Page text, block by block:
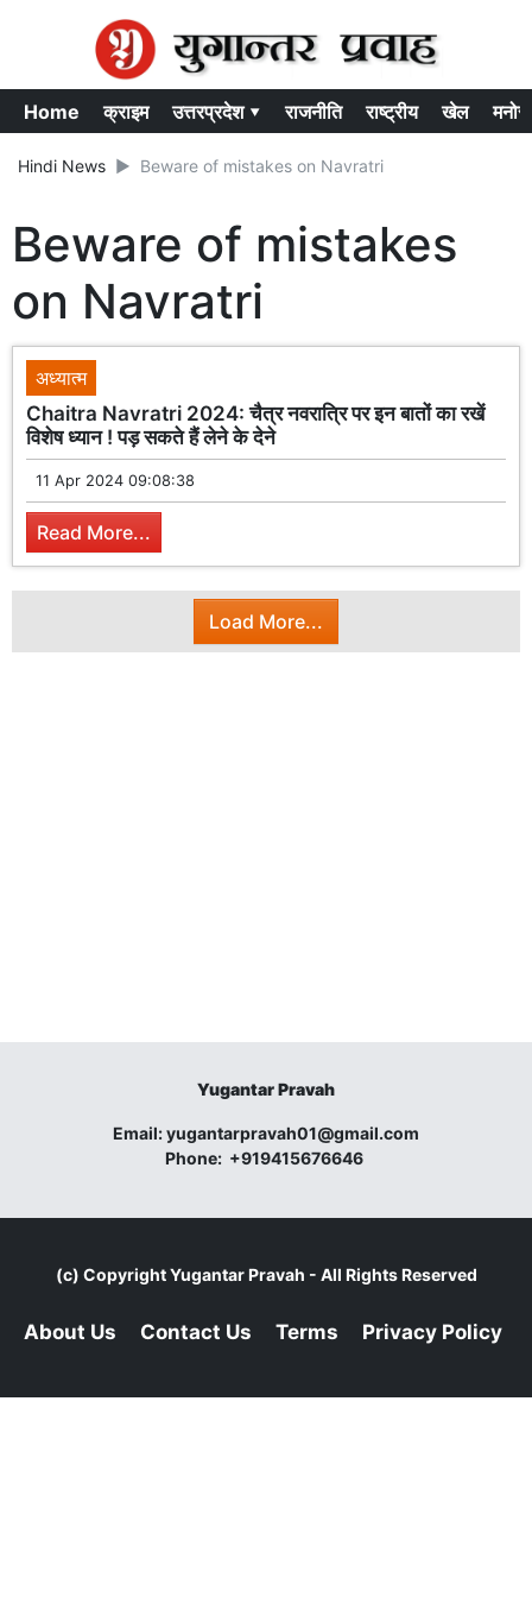
Home क्राइम उत्तरप्रदेश ▾ राजनीति राष्ट्रीय खेल
Hindi News Beware of mistakes on Navratri
Beware of mistakes
on Navratri
अध्यात्म
Chaitra Navratri 2024: चैत्र नवरात्रि पर इन बातों का रखें
विशेष ध्यान ! पड़ सकते हैं लेने के देने
11 Apr 2024 09:08:38
Read More...
Load More...
Yugantar Pravah
Email:yugantarpravah01@gmail.com
Phone: +919415676646
(c) CopyrightYugantar Pravah - All Rights Reserved
About Us Contact Us Terms Privacy Policy